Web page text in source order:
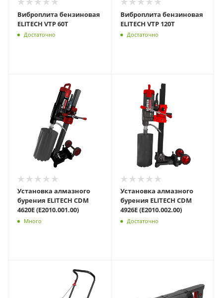
Виброплита бензиновая
ELITECH VTP 60T
Достаточно
Виброплита бензиновая
ELITECH VTP 120T
Достаточно
Установка алмазного
бурения ELITECH CDM
4620E (E2010.001.00)
Много
Установка алмазного
бурения ELITECH CDM
4926E (E2010.002.00)
Достаточно